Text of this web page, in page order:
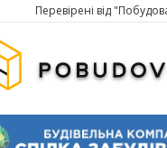
Перевірені від